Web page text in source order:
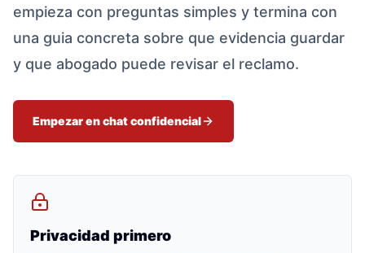
empieza con preguntas simples y termina con
una guia concreta sobre que evidencia guardar
y que abogado puede revisar el reclamo.
Empezar en chat confidencial
Privacidad primero